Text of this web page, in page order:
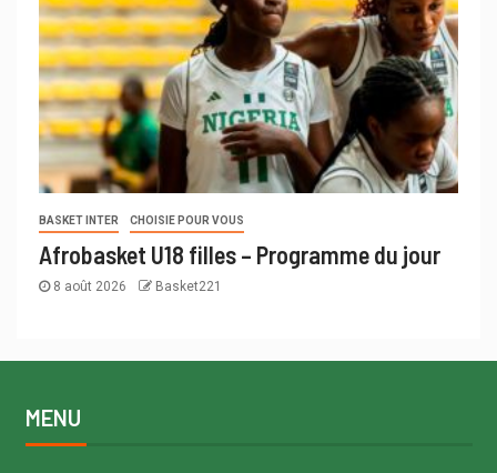
BASKET INTER CHOISIE POUR VOUS
Afrobasket U18 filles – Programme du jour
8 août 2026 Basket221
MENU